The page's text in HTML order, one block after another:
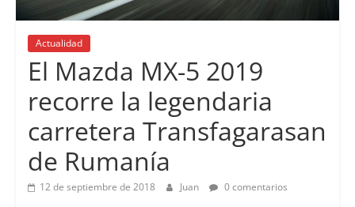
Actualidad
El Mazda MX-5 2019
recorre la legendaria
carretera Transfagarasan
de Rumanía
12 de septiembre de 2018 Juan 0 comentarios